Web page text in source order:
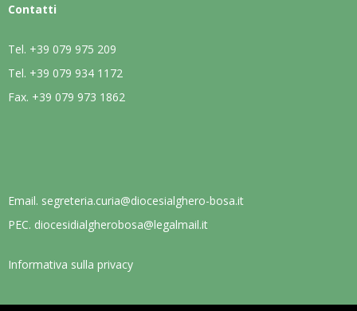
Contatti
Tel. +39 079 975 209
Tel. +39 079 934 1172
Fax. +39 079 973 1862
Email. segreteria.curia@diocesialghero-bosa.it
PEC. diocesidialgherobosa@legalmail.it
Informativa sulla privacy